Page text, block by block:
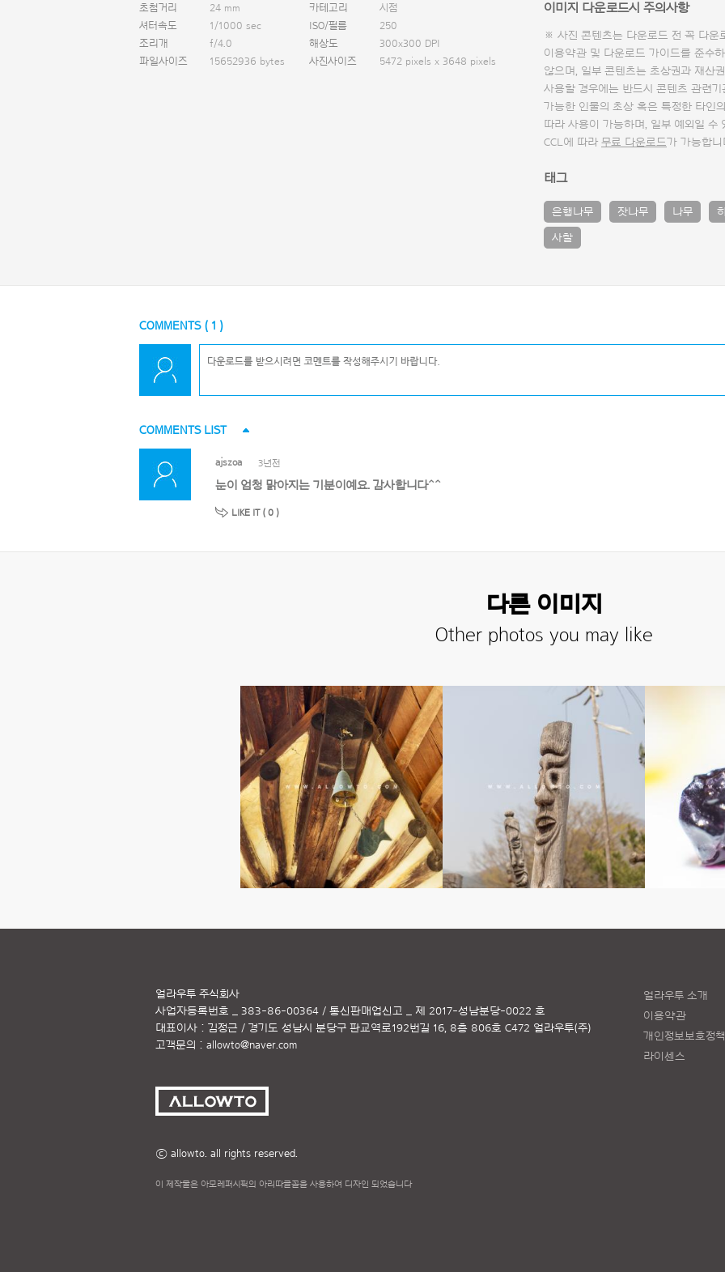
초첨거리
24 mm 카테고리
시점
셔터속도
1/1000 sec ISO/필름
250
조리개
f/4.0 해상도
300x300 DPI
파일사이즈
15652936 bytes 사진사이즈 5472 pixels x 3648 pixels
이미지 다운로드시 주의사항
※ 사진 콘텐츠는 다운로드 전 꼭 다운
이용약관 및 다운로드 가이드를 준수
않으며, 일부 콘텐츠는 초상권과 재산
사용할 경우에는 반드시 콘텐츠 관련
가능한 인물의 초상 혹은 특정한 타인
따라 사용이 가능하며, 일부 예외일
CCL에 따라 무료 다운로드가 가능합니
태그
은행나무 잣나무 나무
사찰
COMMENTS ( 1 )
COMMENTS LIST
ajszoa 3년전
눈이 엄청 맑아지는 기분이예요. 감사합니다^^
LIKE IT ( 0 )
다른 이미지
Other photos you may like
얼라우투 소개
이용약관
개인정보보호정책
라이센스
얼라우투 주식회사
사업자등록번호 _ 383-86-00364 / 통신판매업신고 _ 제 2017-성남분당-0022 호
대표이사 : 김정근 / 경기도 성남시 분당구 판교역로192번길 16, 8층 806호 C472 얼라우투(주)
고객문의 : allowto@naver.com
ⓒ allowto. all rights reserved.
이 제작물은 아모레퍼시픽의 아리따글꼴을 사용하여 디자인 되었습니다